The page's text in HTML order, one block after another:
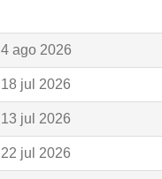
4 ago 2026
18 jul 2026
13 jul 2026
22 jul 2026